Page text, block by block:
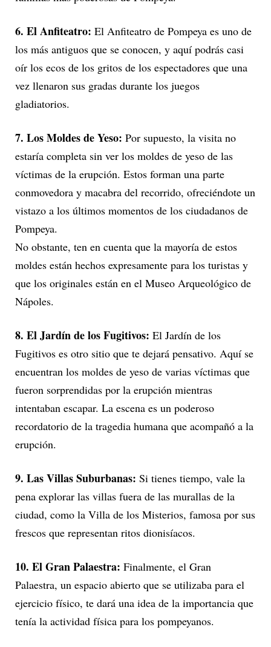
6. El Anfiteatro: El Anfiteatro de Pompeya es uno de
los más antiguos que se conocen, y aquí podrás casi
oír los ecos de los gritos de los espectadores que una
vez llenaron sus gradas durante los juegos
gladiatorios.
7. Los Moldes de Yeso: Por supuesto, la visita no
estaría completa sin ver los moldes de yeso de las
víctimas de la erupción. Estos forman una parte
conmovedora y macabra del recorrido, ofreciéndote un
vistazo a los últimos momentos de los ciudadanos de
Pompeya.
No obstante, ten en cuenta que la mayoría de estos
moldes están hechos expresamente para los turistas y
que los originales están en el Museo Arqueológico de
Nápoles.
8. El Jardín de los Fugitivos: El Jardín de los
Fugitivos es otro sitio que te dejará pensativo. Aquí se
encuentran los moldes de yeso de varias víctimas que
fueron sorprendidas por la erupción mientras
intentaban escapar. La escena es un poderoso
recordatorio de la tragedia humana que acompañó a la
erupción.
9. Las Villas Suburbanas: Si tienes tiempo, vale la
pena explorar las villas fuera de las murallas de la
ciudad, como la Villa de los Misterios, famosa por sus
frescos que representan ritos dionisíacos.
10. El Gran Palaestra: Finalmente, el Gran
Palaestra, un espacio abierto que se utilizaba para el
ejercicio físico, te dará una idea de la importancia que
tenía la actividad física para los pompeyanos.